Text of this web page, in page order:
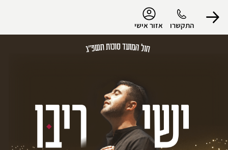
התקשרו אזור אישי
התנתק